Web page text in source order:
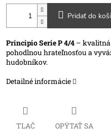
Pridať do
Principio Serie P 4/4– kvalitná
pohodlnou hrateľnosťou a
hudobníkov.
Detailné informácie
TLAČ OPÝTAŤ SA